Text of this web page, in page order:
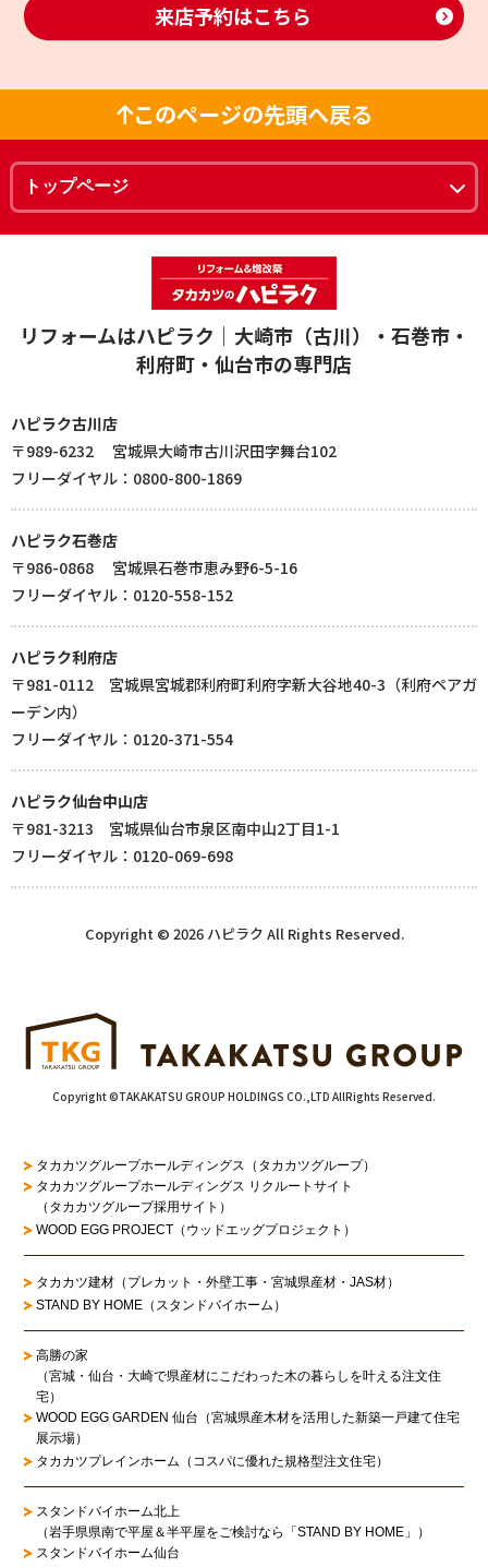
来店予約はこちら
このページの先頭へ戻る
リフォームはハピラク｜大崎市（古川）・石巻市・
利府町・仙台市の専門店
ハピラク古川店
〒989-6232 宮城県大崎市古川沢田字舞台102
フリーダイヤル：0800-800-1869
ハピラク石巻店
〒986-0868 宮城県石巻市恵み野6-5-16
フリーダイヤル：0120-558-152
ハピラク利府店
〒981-0112 宮城県宮城郡利府町利府字新大谷地40-3（利府ペアガ
ーデン内）
フリーダイヤル：0120-371-554
ハピラク仙台中山店
〒981-3213 宮城県仙台市泉区南中山2丁目1-1
フリーダイヤル：0120-069-698
Copyright © 2026 ハピラク All Rights Reserved.
Copyright ©TAKAKATSU GROUP HOLDINGS CO.,LTD AllRights Reserved.
タカカツグループホールディングス（タカカツグループ）
タカカツグループホールディングス リクルートサイト
（タカカツグループ採用サイト）
WOOD EGG PROJECT（ウッドエッグプロジェクト）
タカカツ建材（プレカット・外壁工事・宮城県産材・JAS材）
STAND BY HOME（スタンドバイホーム）
高勝の家
（宮城・仙台・大崎で県産材にこだわった木の暮らしを叶える注文住
宅）
WOOD EGG GARDEN 仙台（宮城県産木材を活用した新築一戸建て住宅
展示場）
タカカツプレインホーム（コスパに優れた規格型注文住宅）
スタンドバイホーム北上
（岩手県県南で平屋＆半平屋をご検討なら「STAND BY HOME」）
スタンドバイホーム仙台